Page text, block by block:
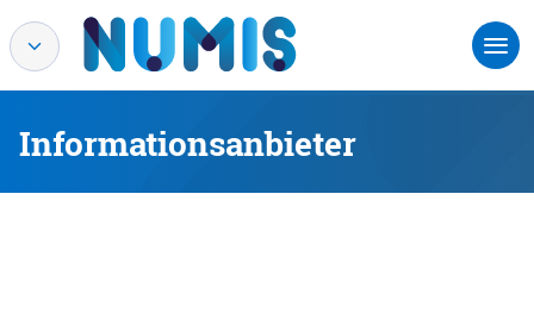
Informationsanbieter